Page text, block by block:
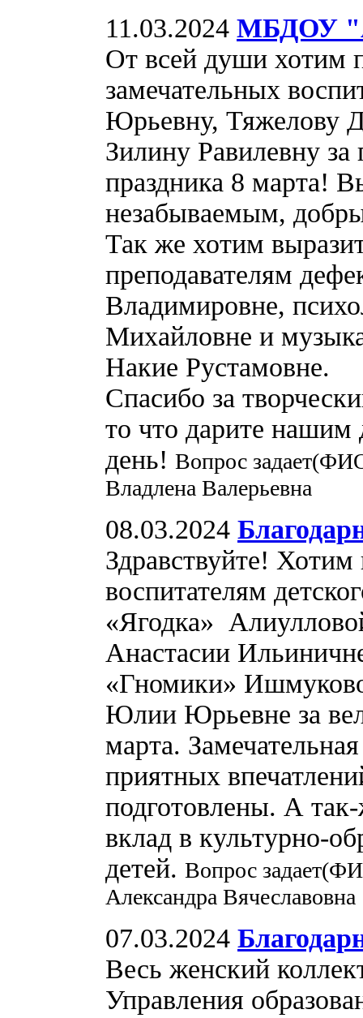
11.03.2024 МБДОУ
От всей души хотим
замечательных
Юрьевну, Тяжелову
Зилину Равилевну за
праздника 8 марта!
незабываемым,
Так же хотим
преподавателям
Владимировне,
Михайловне и
Накие Рустамовне.
Спасибо за
то что дарите нашим
день! Вопрос
Владлена Валерьевна
08.03.2024
Здравствуйте!
воспитателям
«Ягодка»
Анастасии
«Гномики»
Юлии Юрьевне за
марта.
приятных
подготовлены. А
вклад в культурно-
детей. Вопрос
Александра Вячеславовна
07.03.2024
Весь женский
Управления